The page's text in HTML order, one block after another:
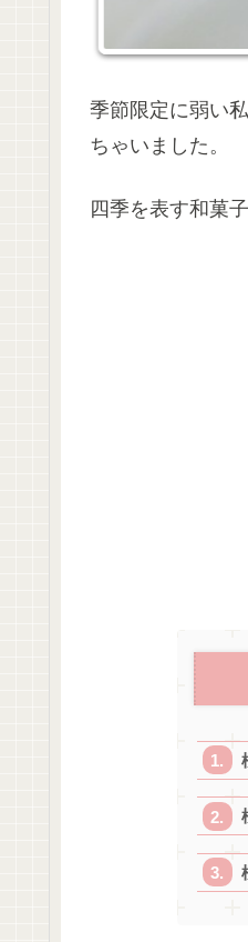
季節限定に弱い
ちゃいました。
四季を表す和菓